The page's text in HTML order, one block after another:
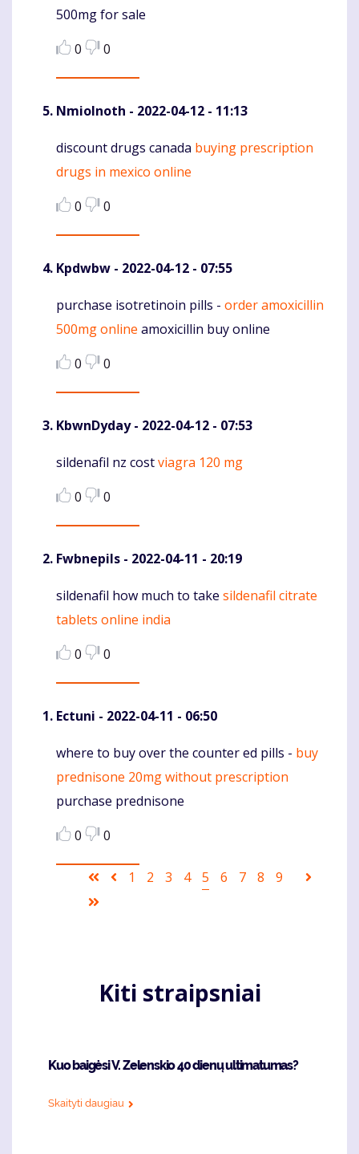
500mg for sale
0
0
NmioInoth - 2022-04-12 - 11:13
Komentaras
discount drugs canada buying prescription
drugs in mexico online
0
0
Kpdwbw - 2022-04-12 - 07:55
Komentaras
purchase isotretinoin pills - order amoxicillin
500mg online amoxicillin buy online
0
0
KbwnDyday- 2022-04-12 - 07:53
Komentaras
sildenafil nz costviagra 120 mg
0
0
Fwbnepils - 2022-04-11 - 20:19
Komentaras
sildenafil how much to take sildenafil citrate
tablets online india
0
0
Ectuni - 2022-04-11 - 06:50
Komentaras
where to buy over the counter ed pills - buy
prednisone 20mg without prescription
purchase prednisone
0
0
Pagination
First Ankstesnis
Puslapis
1 Puslapis
2 Puslapis
3 Puslapis
4
Current
5 Puslapis
6 Puslapis
7 Puslapis
8 Puslapis
9
Kiti straipsniai
Kuo baigėsi V. Zelenskio 40 dienų ultimatumas?
Skaityti daugiau